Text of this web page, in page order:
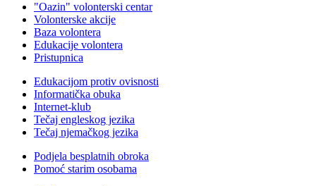
"Oazin" volonterski centar
Volonterske akcije
Baza volontera
Edukacije volontera
Pristupnica
Edukacijom protiv ovisnosti
Informatička obuka
Internet-klub
Tečaj engleskog jezika
Tečaj njemačkog jezika
Podjela besplatnih obroka
Pomoć starim osobama